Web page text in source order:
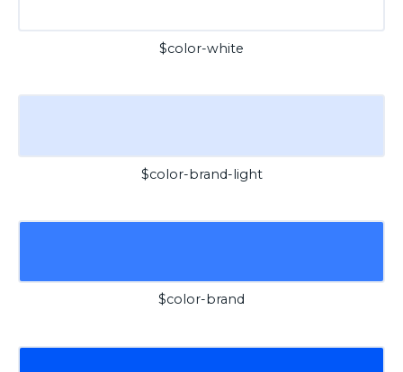
$color-white
$color-brand-light
$color-brand